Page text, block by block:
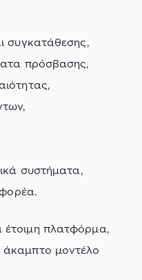
συγκατάθεσης,
πρόσβασης,
συστήματα,
φορέα.
έτοιμη πλατφόρμα,
άκαμπτο μοντέλο